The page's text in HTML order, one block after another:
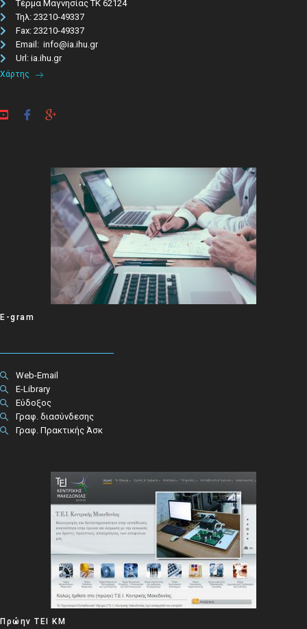
Τέρμα Μαγνησίας ΤΚ 62124
Τηλ: 23210-49337​
Fax: 23210-49337
Email: info@ia.ihu.gr
Url: ia.ihu.gr
Χάρτης
E-gram
Web-Email
E-Library
Εύδοξος
Γραφ. διασύνδεσης
Γραφ. Πρακτικής Άσκ
Πρώην ΤΕΙ ΚΜ